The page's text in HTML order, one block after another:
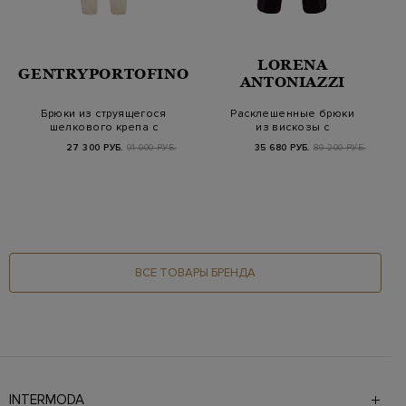
GENTRYPORTOFINO
Брюки из струящегося
шелкового крепа с
27 300 РУБ. 91 000 РУБ.
LORENA
ANTONIAZZI
Расклешенные брюки
из вискозы с
складками
35 680 РУБ. 89 200 РУБ.
ВСЕ ТОВАРЫ БРЕНДА
INTERMODA